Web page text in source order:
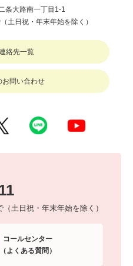
条大路南一丁目1-1
土日祝・年末年始を除く）
絡先一覧
お問い合わせ
土日祝・年末年始を除く）
コールセンター
（よくある質問）